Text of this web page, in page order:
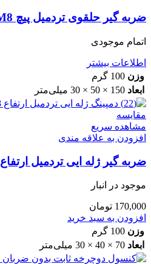
ضربه گیر حلقوی تردمیل پیچ M8
اتمام موجودی
اطلاعات بیشتر
وزن 100 گرم
ابعاد 150 × 50 × 30 میلی‌متر
مقایسه
مشاهده سریع
افزودن به علاقه مندی
ضربه گیر ژله ایی تردمیل ارتفاع 28 میلیمتر
موجود در انبار
170,000 تومان
افزودن به سبد خرید
وزن 100 گرم
ابعاد 70 × 40 × 30 میلی‌متر